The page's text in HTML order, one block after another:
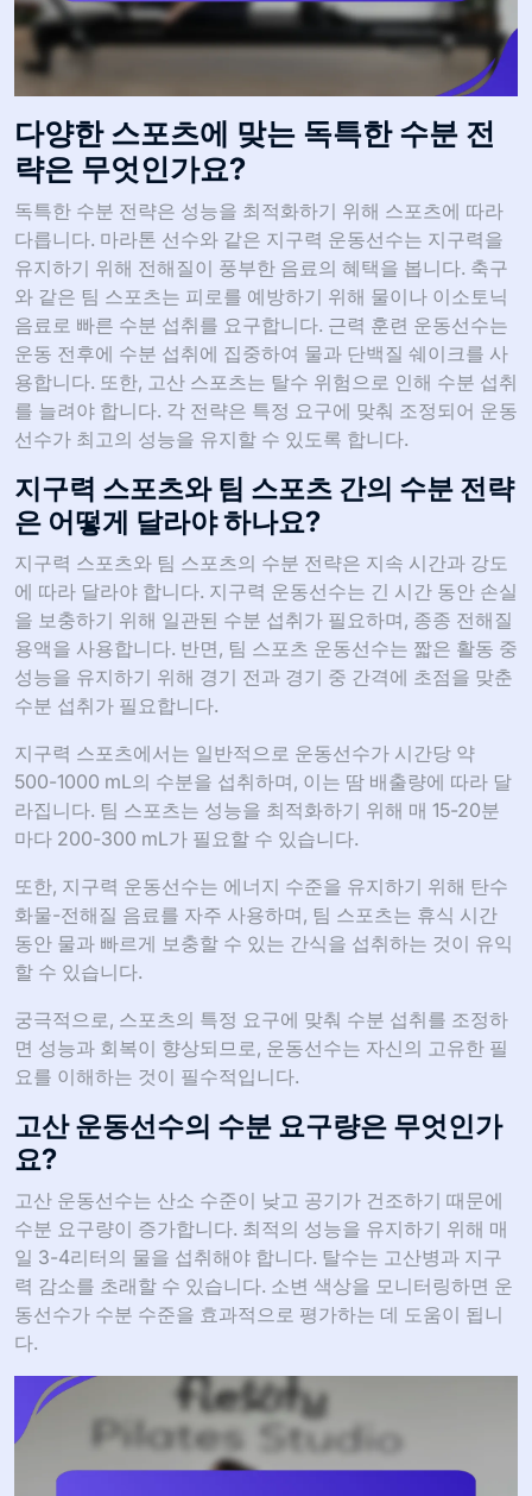
다양한 스포츠에 맞는 독특한 수분 전
략은 무엇인가요?
독특한 수분 전략은 성능을 최적화하기 위해 스포츠에 따라
다릅니다. 마라톤 선수와 같은 지구력 운동선수는 지구력을
유지하기 위해 전해질이 풍부한 음료의 혜택을 봅니다. 축구
와 같은 팀 스포츠는 피로를 예방하기 위해 물이나 이소토닉
음료로 빠른 수분 섭취를 요구합니다. 근력 훈련 운동선수는
운동 전후에 수분 섭취에 집중하여 물과 단백질 쉐이크를 사
용합니다. 또한, 고산 스포츠는 탈수 위험으로 인해 수분 섭취
를 늘려야 합니다. 각 전략은 특정 요구에 맞춰 조정되어 운동
선수가 최고의 성능을 유지할 수 있도록 합니다.
지구력 스포츠와 팀 스포츠 간의 수분 전략
은 어떻게 달라야 하나요?
지구력 스포츠와 팀 스포츠의 수분 전략은 지속 시간과 강도
에 따라 달라야 합니다. 지구력 운동선수는 긴 시간 동안 손실
을 보충하기 위해 일관된 수분 섭취가 필요하며, 종종 전해질
용액을 사용합니다. 반면, 팀 스포츠 운동선수는 짧은 활동 중
성능을 유지하기 위해 경기 전과 경기 중 간격에 초점을 맞춘
수분 섭취가 필요합니다.
지구력 스포츠에서는 일반적으로 운동선수가 시간당 약
500-1000 mL의 수분을 섭취하며, 이는 땀 배출량에 따라 달
라집니다. 팀 스포츠는 성능을 최적화하기 위해 매 15-20분
마다 200-300 mL가 필요할 수 있습니다.
또한, 지구력 운동선수는 에너지 수준을 유지하기 위해 탄수
화물-전해질 음료를 자주 사용하며, 팀 스포츠는 휴식 시간
동안 물과 빠르게 보충할 수 있는 간식을 섭취하는 것이 유익
할 수 있습니다.
궁극적으로, 스포츠의 특정 요구에 맞춰 수분 섭취를 조정하
면 성능과 회복이 향상되므로, 운동선수는 자신의 고유한 필
요를 이해하는 것이 필수적입니다.
고산 운동선수의 수분 요구량은 무엇인가
요?
고산 운동선수는 산소 수준이 낮고 공기가 건조하기 때문에
수분 요구량이 증가합니다. 최적의 성능을 유지하기 위해 매
일 3-4리터의 물을 섭취해야 합니다. 탈수는 고산병과 지구
력 감소를 초래할 수 있습니다. 소변 색상을 모니터링하면 운
동선수가 수분 수준을 효과적으로 평가하는 데 도움이 됩니
다.